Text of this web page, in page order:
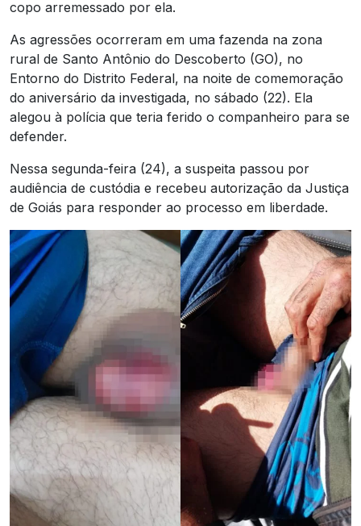
copo arremessado por ela.
As agressões ocorreram em uma fazenda na zona
rural de Santo Antônio do Descoberto (GO), no
Entorno do Distrito Federal, na noite de comemoração
do aniversário da investigada, no sábado (22). Ela
alegou à polícia que teria ferido o companheiro para se
defender.
Nessa segunda-feira (24), a suspeita passou por
audiência de custódia e recebeu autorização da Justiça
de Goiás para responder ao processo em liberdade.